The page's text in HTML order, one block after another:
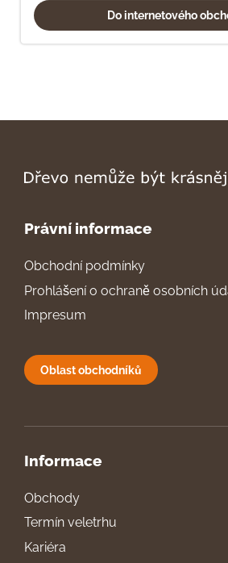
Do internetového
Právní informace
Obchodní podmínky
Prohlášení o ochraně osobních
Impresum
Oblast obchodníků
Informace
Obchody
Termín veletrhu
Kariéra